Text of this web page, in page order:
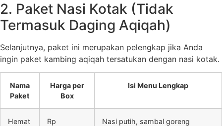
2. Paket Nasi Kotak (Tidak
Termasuk Daging Aqiqah)
Selanjutnya, paket ini merupakan pelengkap jika Anda
ingin paket kambing aqiqah tersatukan dengan nasi kotak.
Nama
Paket
Harga per
Box
Isi Menu Lengkap
Hemat
Rp
Nasi putih, sambal goreng